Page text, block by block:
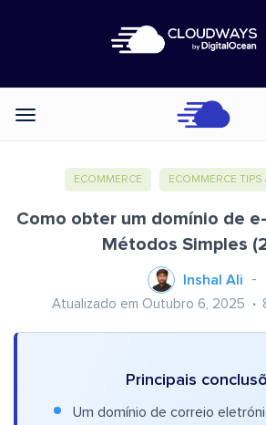
Categories
ECOMMERCE ECOMMERCE
Como obter um domínio de
Métodos Simples
Inshal Ali
Atualizado em Outubro 6, 2025
Principais
Um domínio de correio